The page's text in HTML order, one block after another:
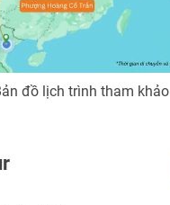
đồ lịch trình tham khảo